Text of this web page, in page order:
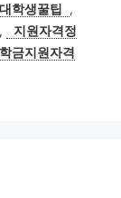
대학생꿀팁
,
,
지원자격정
금지원자격